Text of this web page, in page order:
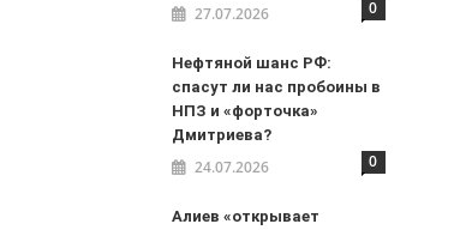
27.07.2026 0
Нефтяной шанс РФ:
спасут ли нас пробоины в
НПЗ и «форточка»
Дмитриева?
24.07.2026 0
Алиев «открывает